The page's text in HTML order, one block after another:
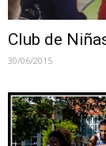
Club de
30/06/2015